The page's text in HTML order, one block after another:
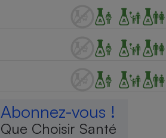
Abonnez-vous !
Que Choisir Santé